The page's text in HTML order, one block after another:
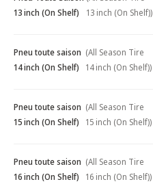
13 inch (On Shelf)
13 inch (On Shelf))
Pneu toute saison
14 inch (On Shelf)
(All Season Tire
14 inch (On Shelf))
Pneu toute saison
15 inch (On Shelf)
(All Season Tire
15 inch (On Shelf))
Pneu toute saison
16 inch (On Shelf)
(All Season Tire
16 inch (On Shelf))